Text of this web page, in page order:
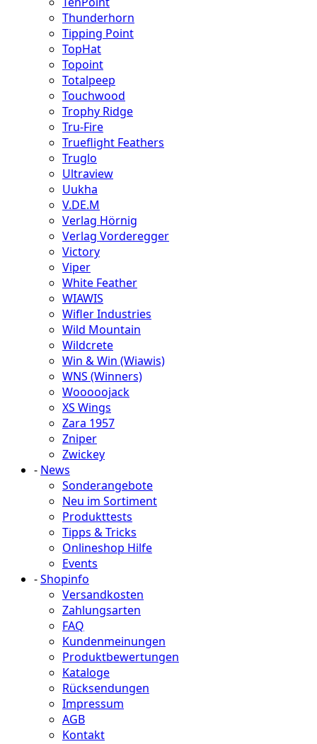
Thunderhorn
Tipping Point
TopHat
Topoint
Totalpeep
Touchwood
Trophy Ridge
Tru-Fire
Trueflight Feathers
Truglo
Ultraview
Uukha
V.DE.M
Verlag Hörnig
Verlag Vorderegger
Victory
Viper
White Feather
WIAWIS
Wifler Industries
Wild Mountain
Wildcrete
Win & Win (Wiawis)
WNS (Winners)
Wooooojack
XS Wings
Zara 1957
Zniper
Zwickey
- News
Sonderangebote
Neu im Sortiment
Produkttests
Tipps & Tricks
Onlineshop Hilfe
Events
-Shopinfo
Versandkosten
Zahlungsarten
FAQ
Kundenmeinungen
Produktbewertungen
Kataloge
Rücksendungen
Impressum
AGB
Kontakt